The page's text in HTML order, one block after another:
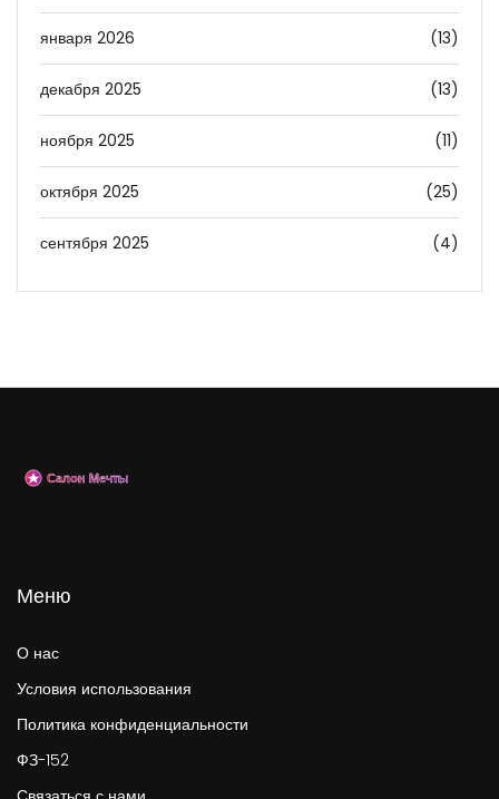
января 2026 (13)
декабря 2025 (13)
ноября 2025 (11)
октября 2025 (25)
сентября 2025 (4)
Меню
О нас
Условия использования
Политика конфиденциальности
ФЗ-152